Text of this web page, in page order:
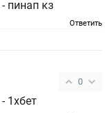
- пинап кз
Ответить
0
- 1хбет